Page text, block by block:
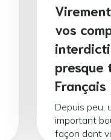
vos
presque
Français
Depuis peu,
important
façon dont